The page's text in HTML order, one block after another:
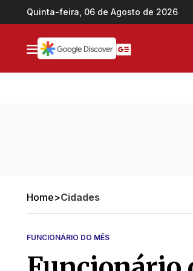
Ir direto pro conteúdo
Quinta-feira, 06 de Agosto de 2026
Home>Cidades
FUNCIONÁRIO DO MÊS